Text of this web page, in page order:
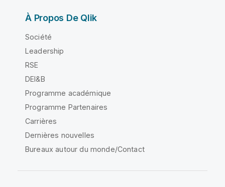
À Propos De Qlik
Société
Leadership
RSE
DEI&B
Programme académique
Programme Partenaires
Carrières
Dernières nouvelles
Bureaux autour du monde/Contact